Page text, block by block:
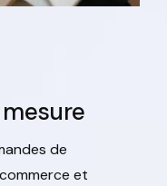
de
et